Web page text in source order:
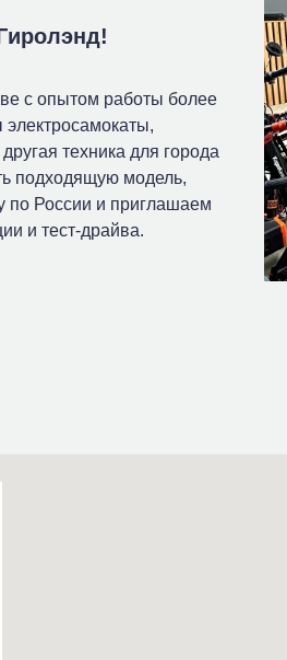
с опытом работы более
техника для города
подходящую модель,
по России и приглашаем
и тест-драйва.